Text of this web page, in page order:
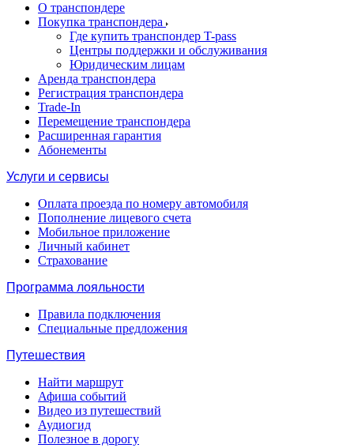
О транспондере
Покупка транспондера
Где купить транспондер T-pass
Центры поддержки и обслуживания
Юридическим лицам
Аренда транспондера
Регистрация транспондера
Trade-In
Перемещение транспондера
Расширенная гарантия
Абонементы
Услуги и сервисы
Оплата проезда по номеру автомобиля
Пополнение лицевого счета
Мобильное приложение
Личный кабинет
Страхование
Программа лояльности
Правила подключения
Специальные предложения
Путешествия
Найти маршрут
Афиша событий
Видео из путешествий
Аудиогид
Полезное в дорогу